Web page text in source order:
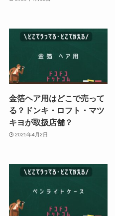
金箔ヘア用はどこで売って
る？ドンキ・ロフト・マツ
キヨが取扱店舗？
2025年4月2日